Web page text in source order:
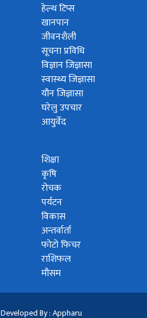
हेल्थ टिप्स
खानपान
जीवनशैली
सूचना प्रविधि
विज्ञान जिज्ञासा
स्वास्थ्य जिज्ञासा
यौन जिज्ञासा
घरेलु उपचार
आयुर्वेद
शिक्षा
कृषि
रोचक
पर्यटन
विकास
अन्तर्वार्ता
फोटो फिचर
राशिफल
मौसम
Developed By : Appharu